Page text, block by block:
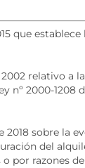
que
relativo a
nº 2000-
2018 sobre
del
por razones